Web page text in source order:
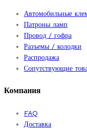
Автомобильные
Патроны ламп
Провод / гофра
Разъемы / колодки
Распродажа
Сопутствующие
Компания
FAQ
Доставка